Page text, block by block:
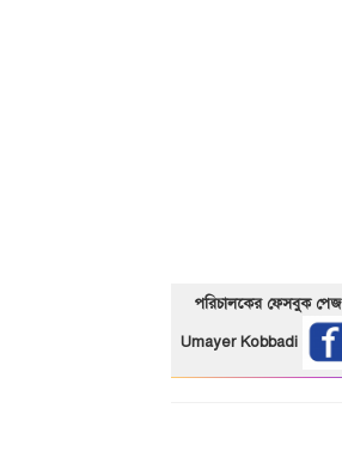
পরিচালকের ফেসবুক পেজ
Umayer Kobbadi